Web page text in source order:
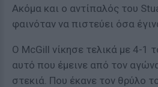
Ακόμα και ο αντίπαλός του
φαινόταν να πιστεύει όσα
Ο McGill νίκησε τελικά με 4-1
αυτό που έμεινε από τον
στεκιά. Που έκανε τον θρύλο